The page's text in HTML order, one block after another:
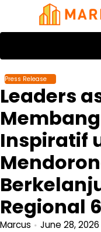
content
Press Release
Leaders
Inspiratif
Regional 6
Marcus June 28, 2026